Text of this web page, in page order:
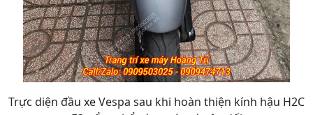
Trực diện đầu xe Vespa sau khi hoàn thiện kính hậu H2C